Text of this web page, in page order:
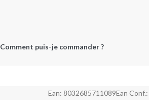
Comment puis-je commander ?
Ean: 8032685711089Ean Conf.: